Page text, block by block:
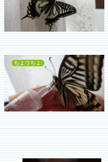
ちょうちょ